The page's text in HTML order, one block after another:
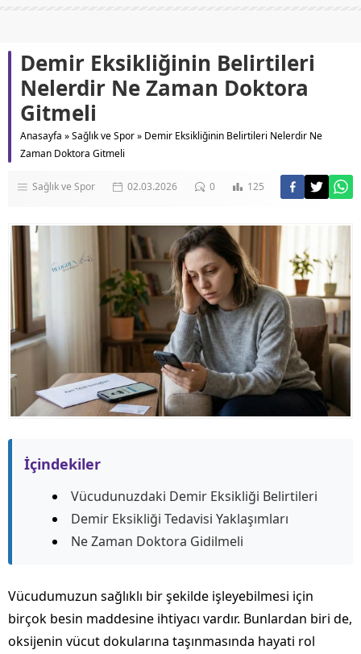
Demir Eksikliğinin Belirtileri
Nelerdir Ne Zaman Doktora
Gitmeli
Anasayfa »Sağlık ve Spor» Demir Eksikliğinin Belirtileri Nelerdir Ne
Zaman Doktora Gitmeli
Sağlık ve Spor 02.03.2026 0 125
İçindekiler
Vücudunuzdaki Demir Eksikliği Belirtileri
Demir Eksikliği Tedavisi Yaklaşımları
Ne Zaman Doktora Gidilmeli
Vücudumuzun sağlıklı bir şekilde işleyebilmesi için
birçok besin maddesine ihtiyacı vardır. Bunlardan biri de,
oksijenin vücut dokularına taşınmasında hayati rol